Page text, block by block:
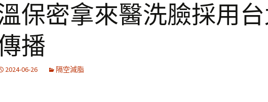
保密拿來醫洗臉採用
播
2024-06-26 隔空減脂